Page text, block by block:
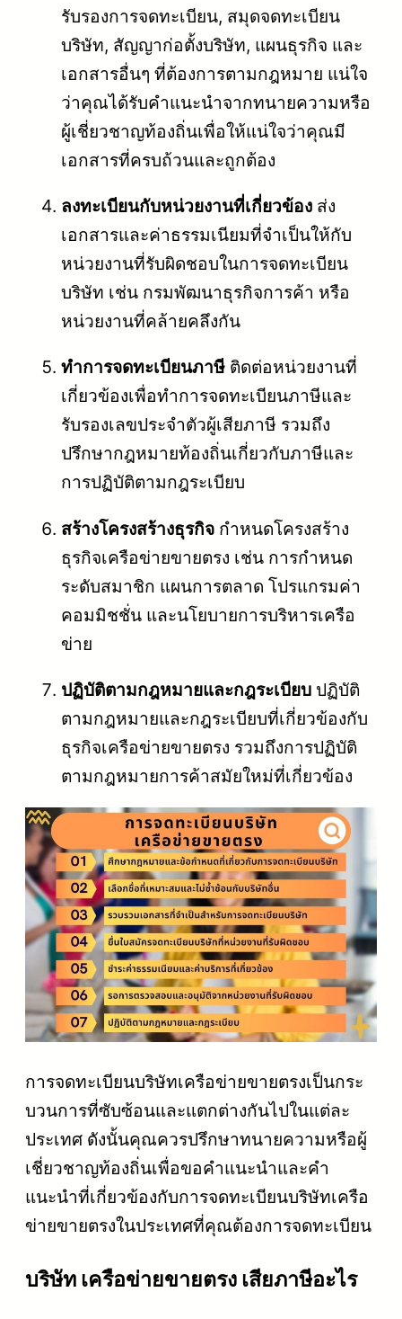
รับรองการจดทะเบียน, สมุดจดทะเบียน
บริษัท, สัญญาก่อตั้งบริษัท, แผนธุรกิจ และ
เอกสารอื่นๆ ที่ต้องการตามกฎหมาย แน่ใจ
ว่าคุณได้รับคำแนะนำจากทนายความหรือ
ผู้เชี่ยวชาญท้องถิ่นเพื่อให้แน่ใจว่าคุณมี
เอกสารที่ครบถ้วนและถูกต้อง
ลงทะเบียนกับหน่วยงานที่เกี่ยวข้อง ส่ง
เอกสารและค่าธรรมเนียมที่จำเป็นให้กับ
หน่วยงานที่รับผิดชอบในการจดทะเบียน
บริษัท เช่น กรมพัฒนาธุรกิจการค้า หรือ
หน่วยงานที่คล้ายคลึงกัน
ทำการจดทะเบียนภาษี ติดต่อหน่วยงานที่
เกี่ยวข้องเพื่อทำการจดทะเบียนภาษีและ
รับรองเลขประจำตัวผู้เสียภาษี รวมถึง
ปรึกษากฎหมายท้องถิ่นเกี่ยวกับภาษีและ
การปฏิบัติตามกฎระเบียบ
สร้างโครงสร้างธุรกิจ กำหนดโครงสร้าง
ธุรกิจเครือข่ายขายตรง เช่น การกำหนด
ระดับสมาชิก แผนการตลาด โปรแกรมค่า
คอมมิชชั่น และนโยบายการบริหารเครือ
ข่าย
ปฏิบัติตามกฎหมายและกฎระเบียบ ปฏิบัติ
ตามกฎหมายและกฎระเบียบที่เกี่ยวข้องกับ
ธุรกิจเครือข่ายขายตรง รวมถึงการปฏิบัติ
ตามกฎหมายการค้าสมัยใหม่ที่เกี่ยวข้อง
การจดทะเบียนบริษัทเครือข่ายขายตรงเป็นกระ
บวนการที่ซับซ้อนและแตกต่างกันไปในแต่ละ
ประเทศ ดังนั้นคุณควรปรึกษาทนายความหรือผู้
เชี่ยวชาญท้องถิ่นเพื่อขอคำแนะนำและคำ
แนะนำที่เกี่ยวข้องกับการจดทะเบียนบริษัทเครือ
ข่ายขายตรงในประเทศที่คุณต้องการจดทะเบียน
บริษัท เครือข่ายขายตรง เสียภาษีอะไร